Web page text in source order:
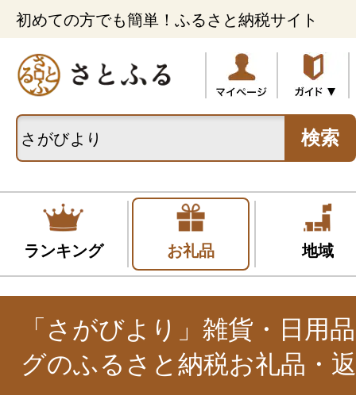
初めての方でも簡単！ふるさと納税サイト
検索
ランキング お礼品 地域
「さがびより」雑貨・日用
グのふるさと納税お礼品・